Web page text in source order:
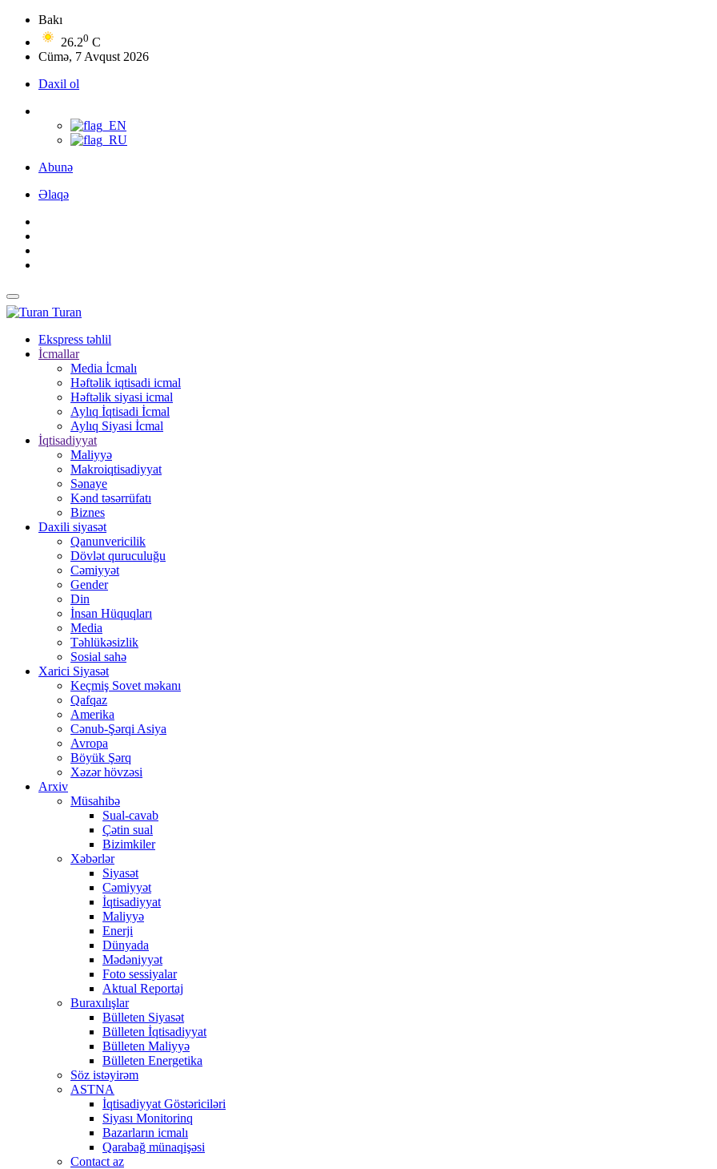
Bakı
26.20 C
Cümə, 7 Avqust 2026
Daxil ol
Abunə
Əlaqə
Turan
Ekspress təhlil
İcmallar
Media İcmalı
Həftəlik iqtisadi icmal
Həftəlik siyasi icmal
Aylıq İqtisadi İcmal
Aylıq Siyasi İcmal
İqtisadiyyat
Maliyyə
Makroiqtisadiyyat
Sənaye
Kənd təsərrüfatı
Biznes
Daxili siyasət
Qanunvericilik
Dövlət quruculuğu
Cəmiyyət
Gender
Din
İnsan Hüquqları
Media
Təhlükəsizlik
Sosial sahə
Xarici Siyasət
Keçmiş Sovet məkanı
Qafqaz
Amerika
Cənub-Şərqi Asiya
Avropa
Böyük Şərq
Xəzər hövzəsi
Arxiv
Müsahibə
Sual-cavab
Çətin sual
Bizimkiler
Xəbərlər
Siyasət
Cəmiyyət
İqtisadiyyat
Maliyyə
Enerji
Dünyada
Mədəniyyət
Foto sessiyalar
Aktual Reportaj
Buraxılışlar
Bülleten Siyasət
Bülleten İqtisadiyyat
Bülleten Maliyyə
Bülleten Energetika
Söz istəyirəm
ASTNA
İqtisadiyyat Göstəriciləri
Siyası Monitorinq
Bazarların icmalı
Qarabağ münaqişəsi
Contact az